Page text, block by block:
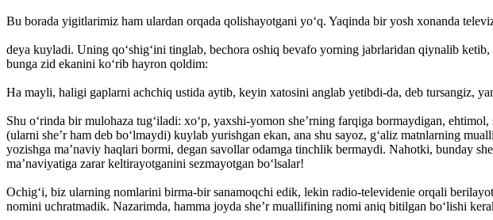
Bu borada yigitlarimiz ham ulardan ­orqada qolishayotgani yo‘q. Yaqinda bir yosh xonanda
deya kuyladi. Uning qo‘shig‘ini tinglab, bechora oshiq bevafo yorning jabrlaridan qiynalib
bunga zid ekanini ko‘rib hayron qoldim:
Ha mayli, haligi gaplarni achchiq ustida aytib, keyin xatosini anglab yetibdi-da, deb tursangiz,
Shu o‘rinda bir mulohaza tug‘iladi: xo‘p, yaxshi-yomon she’rning farqiga bormaydigan,
(ularni she’r ham deb bo‘lmaydi) kuylab yurishgan ekan, ana shu sayoz, g‘aliz matnlarning
yozishga ma’naviy haqlari bormi, degan savollar odamga tinchlik bermaydi. Nahotki, bunday
ma’naviyatiga zarar keltirayotganini sezmayotgan bo‘lsalar!
Ochig‘i, biz ularning nomlarini birma-bir sanamoqchi edik, lekin radio-televidenie orqali
nomini uchratmadik. Nazarimda, hamma joyda she’r muallifining nomi aniq bitilgan bo‘lishi